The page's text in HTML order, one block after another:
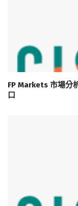
FP Markets 市場分
口